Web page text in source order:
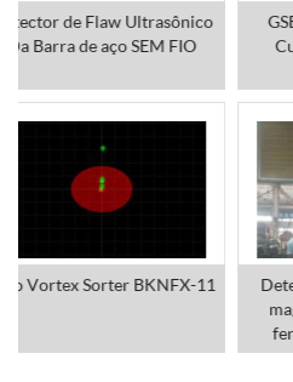
ET-F1 Detector de Flaw Actual
do Cylinder Bore Eddy
Rod Tube Rotary Eddy Current